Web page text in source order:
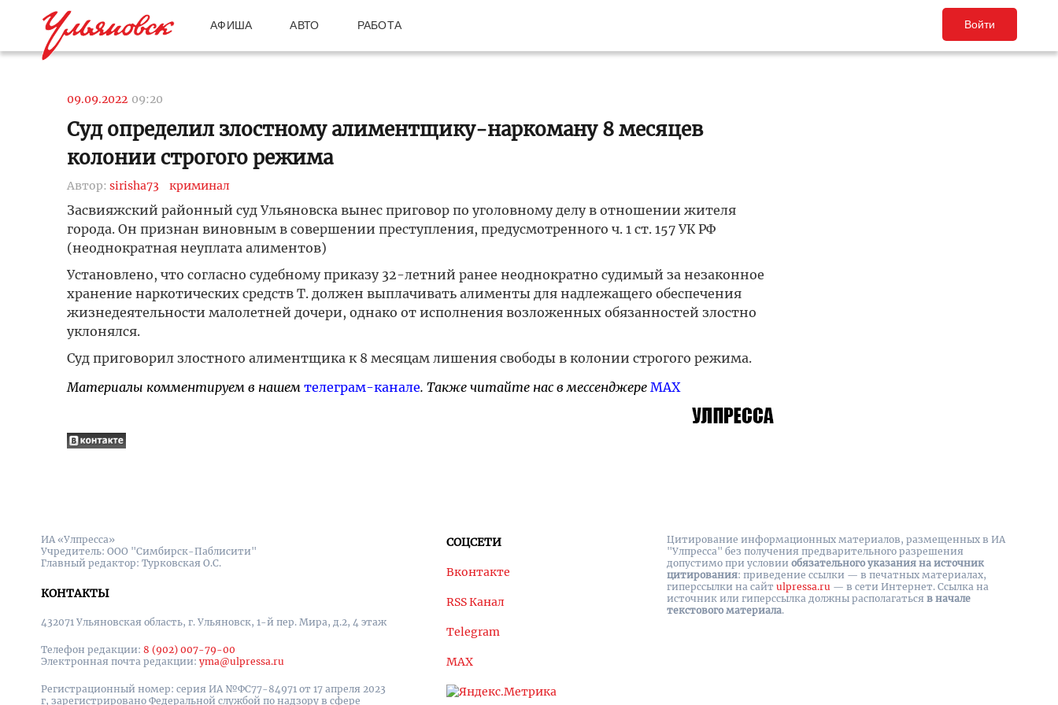
АФИША АВТО РАБОТА Войти
09.09.2022 09:20
Суд определил злостному алиментщику-наркоману 8 месяцев
колонии строгого режима
Автор: sirisha73 криминал
Засвияжский районный суд Ульяновска вынес приговор по уголовному делу в отношении жителя
города. Он признан виновным в совершении преступления, предусмотренного ч. 1 ст. 157 УК РФ
(неоднократная неуплата алиментов)
Установлено, что согласно судебному приказу 32-летний ранее неоднократно судимый за незаконное
хранение наркотических средств Т. должен выплачивать алименты для надлежащего обеспечения
жизнедеятельности малолетней дочери, однако от исполнения возложенных обязанностей злостно
уклонялся.
Суд приговорил злостного алиментщика к 8 месяцам лишения свободы в колонии строгого режима.
Материалы комментируем в нашем телеграм-канале. Также читайте нас в мессенджере MAX
ИА «Улпресса»
Учредитель: ООО "Симбирск-Паблисити"
Главный редактор: Турковская О.С.
КОНТАКТЫ
432071 Ульяновская область, г. Ульяновск, 1-й пер. Мира, д.2, 4 этаж
Телефон редакции: 8 (902) 007-79-00
Электронная почта редакции: yma@ulpressa.ru
Регистрационный номер: серия ИА №ФС77-84971 от 17 апреля 2023
г, зарегистрировано Федеральной службой по надзору в сфере
СОЦСЕТИ
Вконтакте
RSS Канал
Telegram
MAX
Цитирование информационных материалов, размещенных в ИА
"Улпресса" без получения предварительного разрешения
допустимо при условии обязательного указания на источник
цитирования: приведение ссылки — в печатных материалах,
гиперссылки на cайт ulpressa.ru — в сети Интернет. Ссылка на
источник или гиперссылка должны располагаться в начале
текстового материала.